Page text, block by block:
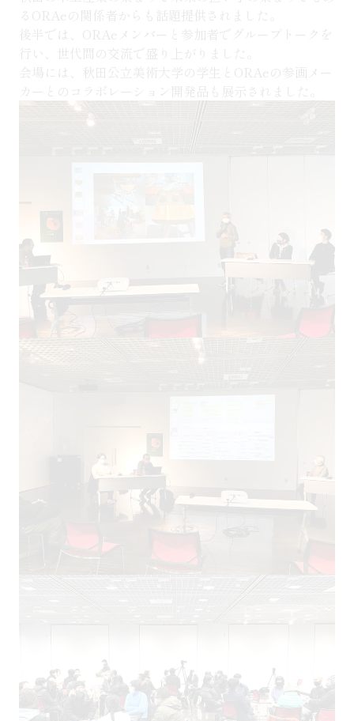
るORAeの関係者からも話題提供されました。
後半では、ORAeメンバーと参加者でグループトークを
行い、世代間の交流で盛り上がりました。
会場には、秋田公立美術大学の学生とORAeの参画メー
カーとのコラボレーション開発品も展示されました。